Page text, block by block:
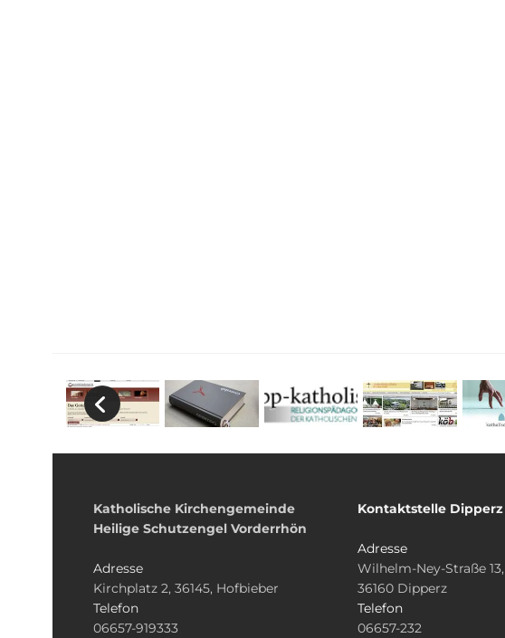
Katholische Kirchengemeinde
Heilige Schutzengel Vorderrhön
Adresse
Kirchplatz 2, 36145, Hofbieber
Telefon
06657-919333
Kontaktstelle Dipperz
Adresse
Wilhelm-Ney-Straße 13,
36160 Dipperz
Telefon
06657-232